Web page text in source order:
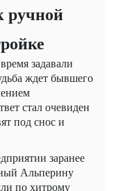
ручной
задавали
ждет бывшего
стал очевиден
под снос и
заранее
Альперину
по хитрому